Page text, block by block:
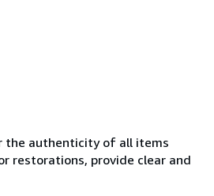
the authenticity of all items
restorations, provide clear and